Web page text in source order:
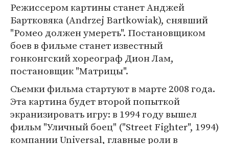
Режиссером картины станет Анджей
Бартковяка (Andrzej Bartkowiak), снявший
"Ромео должен умереть". Постановщиком
боев в фильме станет известный
гонконгский хореограф Дион Лам,
постановщик "Матрицы".
Съемки фильма стартуют в марте 2008 года.
Эта картина будет второй попыткой
экранизировать игру: в 1994 году вышел
фильм "Уличный боец" ("Street Fighter", 1994)
компании Universal, главные роли в